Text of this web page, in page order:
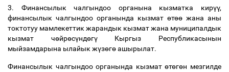
3. Финансылык чалгындоо органына кызматка кирүү,
финансылык чалгындоо органында кызмат өтөө жана аны
токтотуу мамлекеттик жарандык кызмат жана муниципалдык
кызмат чөйрөсүндөгүКыргыз Республикасынын
мыйзамдарына ылайык жүзөгөашырылат.
Финансылык чалгындоо органында кызматөтөгөн мезгилде